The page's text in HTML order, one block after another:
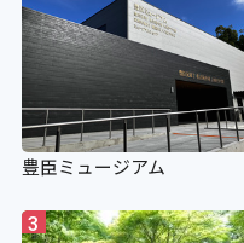
豊臣ミュージアム
3